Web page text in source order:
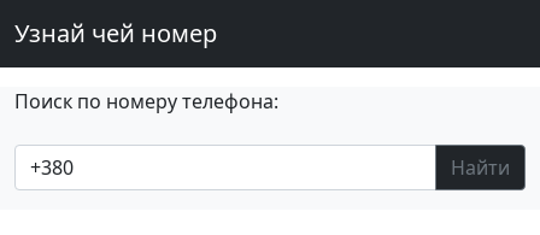
Узнай чей номер
Поиск по номеру телефона:
Найти